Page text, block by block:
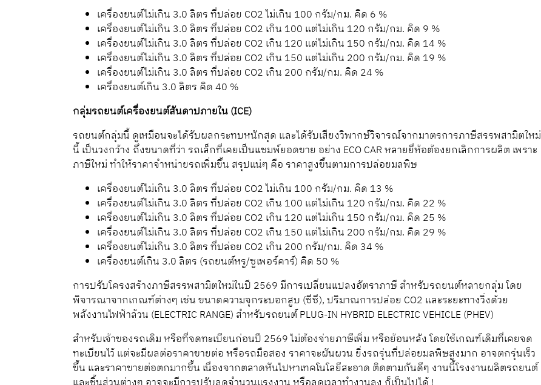
เครื่องยนต์ไม่เกิน 3.0 ลิตร ที่ปล่อย CO2 ไม่เกิน 100 กรัม/กม. คิด 6 %
เครื่องยนต์ไม่เกิน 3.0 ลิตร ที่ปล่อย CO2 เกิน 100 แต่ไม่เกิน 120 กรัม/กม. คิด 9 %
เครื่องยนต์ไม่เกิน 3.0 ลิตร ที่ปล่อย CO2 เกิน 120 แต่ไม่เกิน 150 กรัม/กม. คิด 14 %
เครื่องยนต์ไม่เกิน 3.0 ลิตร ที่ปล่อย CO2 เกิน 150 แต่ไม่เกิน 200 กรัม/กม. คิด 19 %
เครื่องยนต์ไม่เกิน 3.0 ลิตร ที่ปล่อย CO2 เกิน 200 กรัม/กม. คิด 24 %
เครื่องยนต์เกิน 3.0 ลิตร คิด 40 %
กลุ่มรถยนต์เครื่องยนต์สันดาปภายใน (ICE)
รถยนต์กลุ่มนี้ ดูเหมือนจะได้รับผลกระทบหนักสุด และได้รับเสียงวิพากษ์วิจารณ์จากมาตรการภาษีสรรพสามิตใหม่
นี้ เป็นวงกว้าง ถึงขนาดที่ว่า รถเล็กที่เคยเป็นแชมพ์ยอดขาย อย่าง ECO CAR หลายยี่ห้อต้องยกเลิกการผลิต เพราะ
ภาษีใหม่ ทำให้ราคาจำหน่ายรถเพิ่มขึ้น สรุปแน่ๆ คือ ราคาสูงขึ้นตามการปล่อยมลพิษ
เครื่องยนต์ไม่เกิน 3.0 ลิตร ที่ปล่อย CO2 ไม่เกิน 100 กรัม/กม. คิด 13 %
เครื่องยนต์ไม่เกิน 3.0 ลิตร ที่ปล่อย CO2 เกิน 100 แต่ไม่เกิน 120 กรัม/กม. คิด 22 %
เครื่องยนต์ไม่เกิน 3.0 ลิตร ที่ปล่อย CO2 เกิน 120 แต่ไม่เกิน 150 กรัม/กม. คิด 25 %
เครื่องยนต์ไม่เกิน 3.0 ลิตร ที่ปล่อย CO2 เกิน 150 แต่ไม่เกิน 200 กรัม/กม. คิด 29 %
เครื่องยนต์ไม่เกิน 3.0 ลิตร ที่ปล่อย CO2 เกิน 200 กรัม/กม. คิด 34 %
เครื่องยนต์เกิน 3.0 ลิตร (รถยนต์หรู/ซูเพอร์คาร์) คิด 50 %
การปรับโครงสร้างภาษีสรรพสามิตใหม่ในปี 2569 มีการเปลี่ยนแปลงอัตราภาษี สำหรับรถยนต์หลายกลุ่ม โดย
พิจารณาจากเกณฑ์ต่างๆ เช่น ขนาดความจุกระบอกสูบ (ซีซี), ปริมาณการปล่อย CO2 และระยะทางวิ่งด้วย
พลังงานไฟฟ้าล้วน (ELECTRIC RANGE) สำหรับรถยนต์ PLUG-IN HYBRID ELECTRIC VEHICLE (PHEV)
สำหรับเจ้าของรถเดิม หรือที่จดทะเบียนก่อนปี 2569 ไม่ต้องจ่ายภาษีเพิ่ม หรือย้อนหลัง โดยใช้เกณฑ์เดิมที่เคยจด
ทะเบียนไว้ แต่จะมีผลต่อราคาขายต่อ หรือรถมือสอง ราคาจะผันผวน ยิ่งรถรุ่นที่ปล่อยมลพิษสูงมาก อาจตกรุ่นเร็ว
ขึ้น และราคาขายต่อตกมากขึ้น เนื่องจากตลาดหันไปหาเทคโนโลยีสะอาด ติดตามกันดีๆ งานนี้โรงงานผลิตรถยนต์